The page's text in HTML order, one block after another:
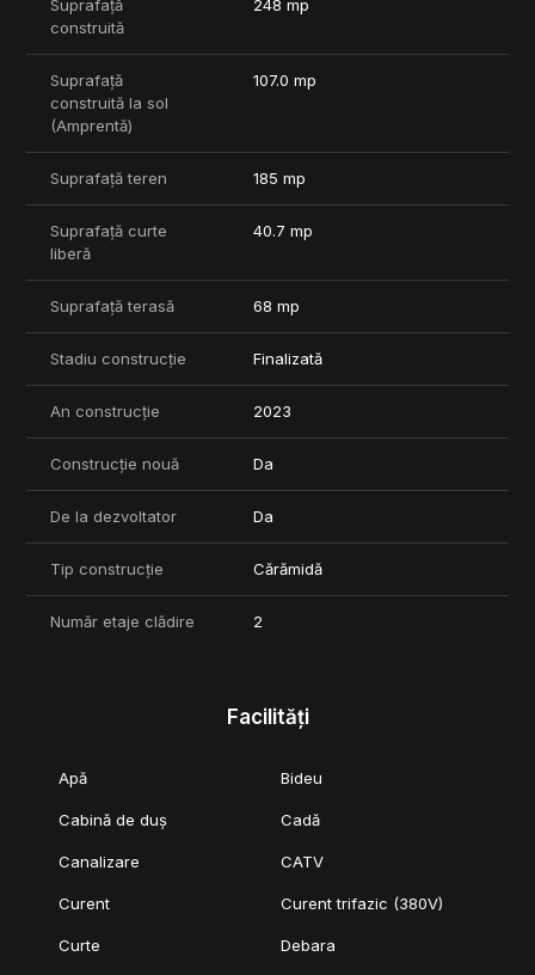
Vila se vinde complet finisata.
Pentru mai multe informatii nu ezitati sa ne contactati.
***COMISION 0%.
Suprafață
construită
248 mp
Suprafață
construită la sol
(Amprentă)
107.0 mp
Suprafață teren 185 mp
Suprafață curte
liberă
40.7 mp
Suprafață terasă 68 mp
Stadiu construcție Finalizată
An construcție 2023
Construcție nouă Da
De la dezvoltator Da
Tip construcție Cărămidă
Număr etaje clădire 2
Facilități
Apă Bideu
Cabină de duș Cadă
Canalizare CATV
Curent Curent trifazic (380V)
Curte Debara